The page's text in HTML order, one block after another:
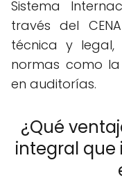
Sistema
través del
técnica y legal,
normas como la
en auditorías.
¿Qué
integral que